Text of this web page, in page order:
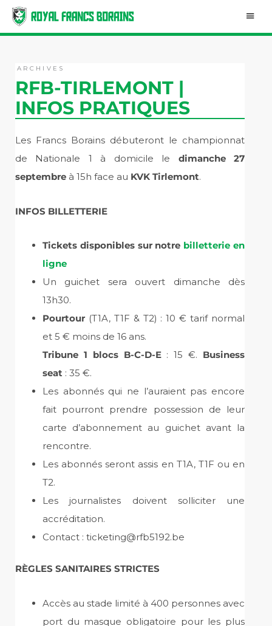
contenu
ARCHIVES
RFB-TIRLEMONT |
INFOS PRATIQUES
Les Francs Borains débuteront le championnat
de Nationale 1 à domicile le dimanche 27
septembre à 15h face au KVK Tirlemont.
INFOS BILLETTERIE
Tickets disponibles sur notre billetterie en
ligne
Un guichet sera ouvert dimanche dès
13h30.
Pourtour (T1A, T1F & T2) : 10 € tarif normal
et 5 € moins de 16 ans.
Tribune 1 blocs B-C-D-E: 15 €. Business
seat : 35 €.
Les abonnés qui ne l’auraient pas encore
fait pourront prendre possession de leur
carte d’abonnement au guichet avant la
rencontre.
Les abonnés seront assis en T1A, T1F ou en
T2.
Les journalistes doivent solliciter une
accréditation.
Contact : ticketing@rfb5192.be
RÈGLES SANITAIRES STRICTES
Accès au stade limité à 400 personnes avec
port du masque obligatoire pour les plus